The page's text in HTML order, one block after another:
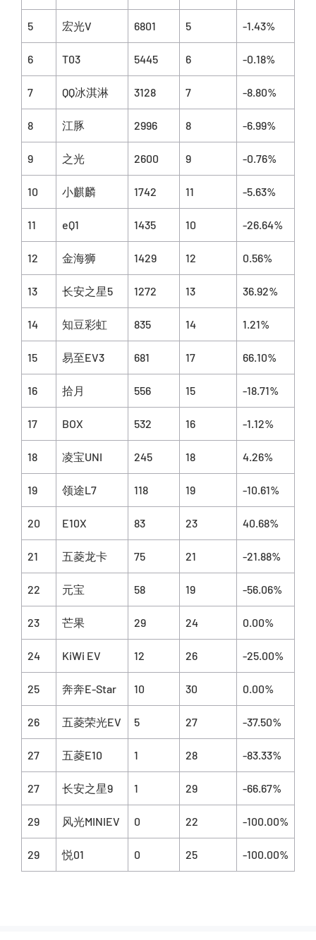
5 宏光V 6801 5 -1.43%
6 T03 5445 6 -0.18%
7 QQ冰淇淋 3128 7 -8.80%
8 江豚 2996 8 -6.99%
9 之光 2600 9 -0.76%
10 小麒麟 1742 11 -5.63%
11 eQ1 1435 10 -26.64%
12 金海狮 1429 12 0.56%
13 长安之星5 1272 13 36.92%
14 知豆彩虹 835 14 1.21%
15 易至EV3 681 17 66.10%
16 拾月 556 15 -18.71%
17 BOX 532 16 -1.12%
18 凌宝UNI 245 18 4.26%
19 领途L7 118 19 -10.61%
20 E10X 83 23 40.68%
21 五菱龙卡 75 21 -21.88%
22 元宝 58 19 -56.06%
23 芒果 29 24 0.00%
24 KiWi EV 12 26 -25.00%
25 奔奔E-Star 10 30 0.00%
26 五菱荣光EV 5 27 -37.50%
27 五菱E10 1 28 -83.33%
27 长安之星9 1 29 -66.67%
29 风光MINIEV 0 22 -100.00%
29 悦01 0 25 -100.00%